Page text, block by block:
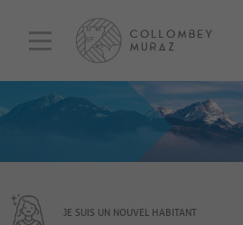
JE SUIS UN NOUVEL HABITANT